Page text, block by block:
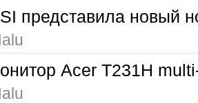
представила новый
Acer T231H